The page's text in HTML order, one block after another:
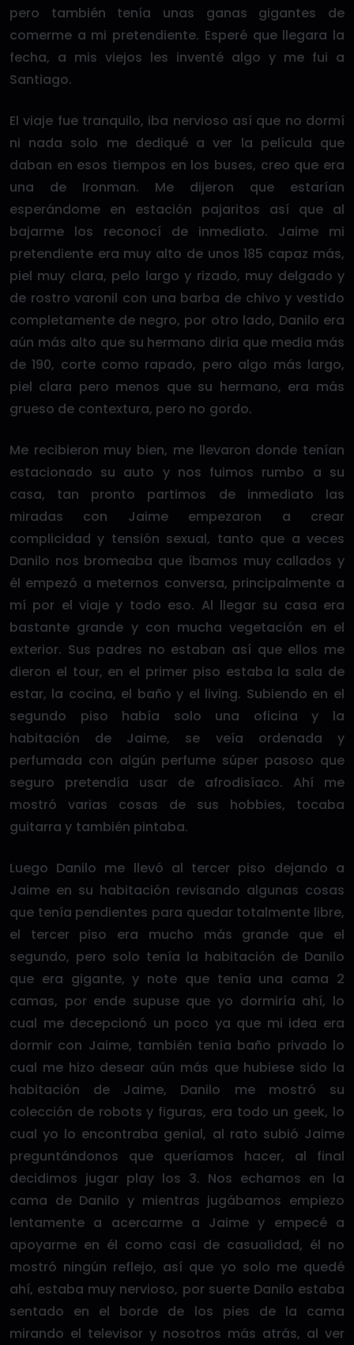
pero también tenía unas ganas gigantes de
comerme a mi pretendiente. Esperé que llegara la
fecha, a mis viejos les inventé algo y me fui a
Santiago.
El viaje fue tranquilo, iba nervioso así que no dormí
ni nada solo me dediqué a ver la película que
daban en esos tiempos en los buses, creo que era
una de Ironman. Me dijeron que estarían
esperándome en estación pajaritos así que al
bajarme los reconocí de inmediato. Jaime mi
pretendiente era muy alto de unos 185 capaz más,
piel muy clara, pelo largo y rizado, muy delgado y
de rostro varonil con una barba de chivo y vestido
completamente de negro, por otro lado, Danilo era
aún más alto que su hermano diría que media más
de 190, corte como rapado, pero algo más largo,
piel clara pero menos que su hermano, era más
grueso de contextura, pero no gordo.
Me recibieron muy bien, me llevaron donde tenían
estacionado su auto y nos fuimos rumbo a su
casa, tan pronto partimos de inmediato las
miradas con Jaime empezaron a crear
complicidad y tensión sexual, tanto que a veces
Danilo nos bromeaba que íbamos muy callados y
él empezó a meternos conversa, principalmente a
mí por el viaje y todo eso. Al llegar su casa era
bastante grande y con mucha vegetación en el
exterior. Sus padres no estaban así que ellos me
dieron el tour, en el primer piso estaba la sala de
estar, la cocina, el baño y el living. Subiendo en el
segundo piso había solo una oficina y la
habitación de Jaime, se veía ordenada y
perfumada con algún perfume súper pasoso que
seguro pretendía usar de afrodisíaco. Ahí me
mostró varias cosas de sus hobbies, tocaba
guitarra y también pintaba.
Luego Danilo me llevó al tercer piso dejando a
Jaime en su habitación revisando algunas cosas
que tenía pendientes para quedar totalmente libre,
el tercer piso era mucho más grande que el
segundo, pero solo tenía la habitación de Danilo
que era gigante, y note que tenía una cama 2
camas, por ende supuse que yo dormiría ahí, lo
cual me decepcionó un poco ya que mi idea era
dormir con Jaime, también tenía baño privado lo
cual me hizo desear aún más que hubiese sido la
habitación de Jaime, Danilo me mostró su
colección de robots y figuras, era todo un geek, lo
cual yo lo encontraba genial, al rato subió Jaime
preguntándonos que queríamos hacer, al final
decidimos jugar play los 3. Nos echamos en la
cama de Danilo y mientras jugábamos empiezo
lentamente a acercarme a Jaime y empecé a
apoyarme en él como casi de casualidad, él no
mostró ningún reflejo, así que yo solo me quedé
ahí, estaba muy nervioso, por suerte Danilo estaba
sentado en el borde de los pies de la cama
mirando el televisor y nosotros más atrás, al ver